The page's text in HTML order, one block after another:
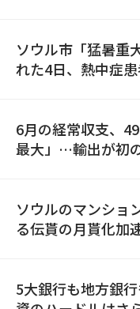
ソウル市「猛暑重
れた4日、熱中症
6月の経常収支、
最大」…輸出が初
ソウルのマンショ
る伝貰の月貰化加
5大銀行も地方銀